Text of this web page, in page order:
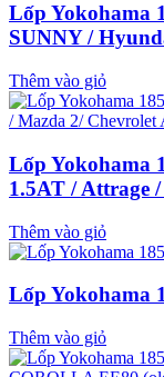
Lốp Yokohama
SUNNY /
Thêm vào giỏ
Lốp Yokohama
1.5AT / Attrage
Thêm vào giỏ
Lốp Yokohama
Thêm vào giỏ